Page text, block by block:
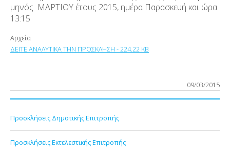
μηνός ΜΑΡΤΙΟΥ έτους 2015, ημέρα Παρασκευή και ώρα
13:15
Αρχεία
ΔΕΙΤΕ ΑΝΑΛΥΤΙΚΑ ΤΗΝ ΠΡΟΣΚΛΗΣΗ - 224.22 KB
09/03/2015
Προσκλήσεις Δημοτικής Επιτροπής
Προσκλήσεις Εκτελεστικής Επιτροπής